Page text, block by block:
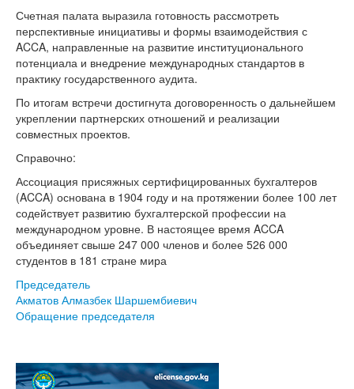
Счетная палата выразила готовность рассмотреть
перспективные инициативы и формы взаимодействия с
ACCA, направленные на развитие институционального
потенциала и внедрение международных стандартов в
практику государственного аудита.
По итогам встречи достигнута договоренность о дальнейшем
укреплении партнерских отношений и реализации
совместных проектов.
Справочно:
Ассоциация присяжных сертифицированных бухгалтеров
(ACCA) основана в 1904 году и на протяжении более 100 лет
содействует развитию бухгалтерской профессии на
международном уровне. В настоящее время ACCA
объединяет свыше 247 000 членов и более 526 000
студентов в 181 стране мира
Председатель
Акматов Алмазбек Шаршембиевич
Обращение председателя